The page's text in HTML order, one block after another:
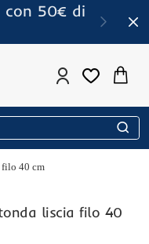
con 50€ di
liscia filo 40
filo 40 cm